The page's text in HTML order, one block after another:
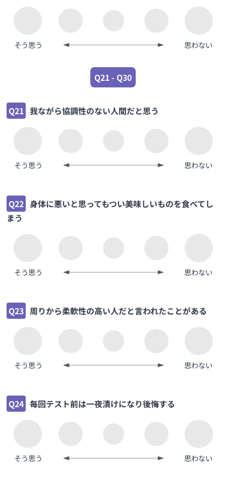
そう思う 思わない
Q21 - Q30
Q21 我ながら協調性のない人間だと思う
そう思う 思わない
Q22 身体に悪いと思ってもつい美味しいものを食べてし
まう
そう思う 思わない
Q23 周りから柔軟性の高い人だと言われたことがある
そう思う 思わない
Q24 毎回テスト前は一夜漬けになり後悔する
そう思う 思わない